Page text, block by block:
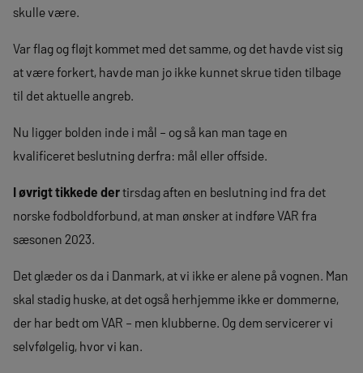
skulle være.
Var flag og fløjt kommet med det samme, og det havde vist sig
at være forkert, havde man jo ikke kunnet skrue tiden tilbage
til det aktuelle angreb.
Nu ligger bolden inde i mål – og så kan man tage en
kvalificeret beslutning derfra: mål eller offside.
I øvrigt tikkede dertirsdag aften en beslutning ind fra det
norske fodboldforbund, at man ønsker at indføre VAR fra
sæsonen 2023.
Det glæder os da i Danmark, at vi ikke er alene på vognen. Man
skal stadig huske, at det også herhjemme ikke er dommerne,
der har bedt om VAR – men klubberne. Og dem servicerer vi
selvfølgelig, hvor vi kan.